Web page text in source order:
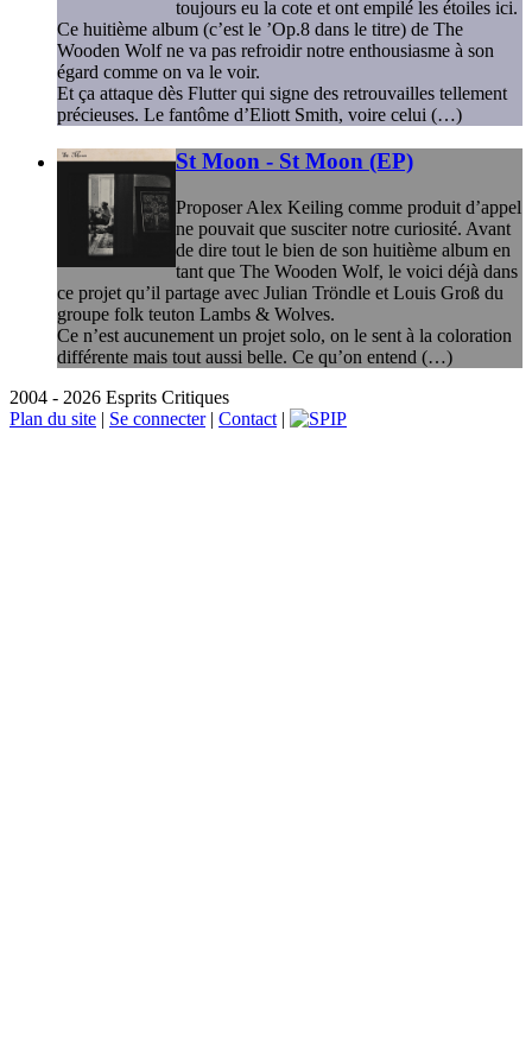
toujours eu la cote et ont empilé les étoiles ici.
Ce huitième album (c’est le ’Op.8 dans le titre) de The
Wooden Wolf ne va pas refroidir notre enthousiasme à son
égard comme on va le voir.
Et ça attaque dès Flutter qui signe des retrouvailles tellement
précieuses. Le fantôme d’Eliott Smith, voire celui (…)
St Moon - St Moon (EP)
Proposer Alex Keiling comme produit d’appel
ne pouvait que susciter notre curiosité. Avant
de dire tout le bien de son huitième album en
tant que The Wooden Wolf, le voici déjà dans
ce projet qu’il partage avec Julian Tröndle et Louis Groß du
groupe folk teuton Lambs & Wolves.
Ce n’est aucunement un projet solo, on le sent à la coloration
différente mais tout aussi belle. Ce qu’on entend (…)
2004 - 2026 Esprits Critiques
Plan du site | Se connecter| Contact |